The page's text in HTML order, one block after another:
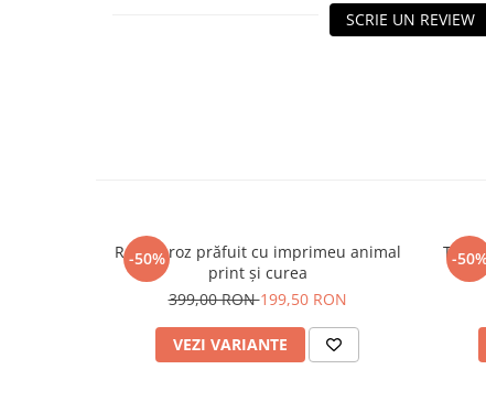
SCRIE UN REVIEW
-50%
Rochie roz prăfuit cu imprimeu animal
print și curea
399,00 RON199,50 RON
VEZI VARIANTE
-